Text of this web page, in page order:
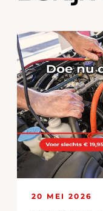
20 MEI 2026